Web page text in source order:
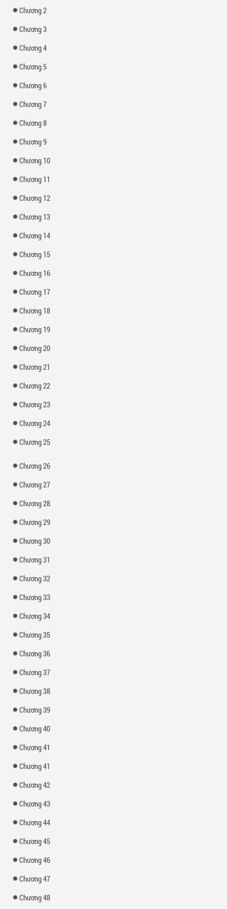
Chương 2
Chương 3
Chương 4
Chương 5
Chương 6
Chương 7
Chương 8
Chương 9
Chương 10
Chương 11
Chương 12
Chương 13
Chương 14
Chương 15
Chương 16
Chương 17
Chương 18
Chương 19
Chương 20
Chương 21
Chương 22
Chương 23
Chương 24
Chương 25
Chương 26
Chương 27
Chương 28
Chương 29
Chương 30
Chương 31
Chương 32
Chương 33
Chương 34
Chương 35
Chương 36
Chương 37
Chương 38
Chương 39
Chương 40
Chương 41
Chương 41
Chương 42
Chương 43
Chương 44
Chương 45
Chương 46
Chương 47
Chương 48